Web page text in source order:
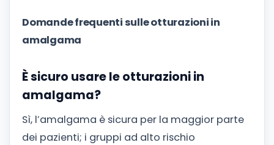
Domande frequenti sulle otturazioni in
amalgama
È sicuro usare le otturazioni in
amalgama?
Sì, l’amalgama è sicura per la maggior parte
dei pazienti; i gruppi ad alto rischio